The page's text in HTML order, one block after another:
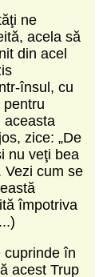
ne
acela să
din acel
însul, cu
pentru
aceasta
zice: „De
nu veţi bea
Vezi cum se
împotriva
cuprinde în
acest Trup